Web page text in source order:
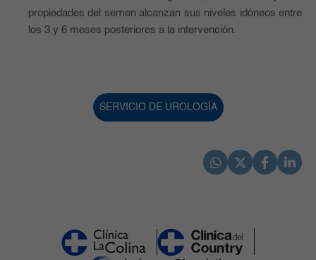
propiedades del semen alcanzan sus niveles idóneos entre
los 3 y 6 meses posteriores a la intervención.
SERVICIO DE UROLOGÍA